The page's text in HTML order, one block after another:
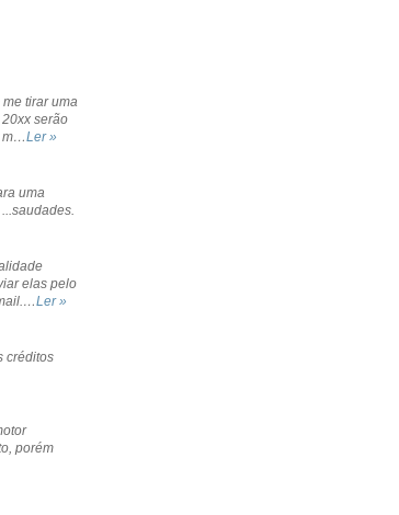
tirar uma
serão
m…Ler »
uma
elas pelo
Ler »
créditos
porém